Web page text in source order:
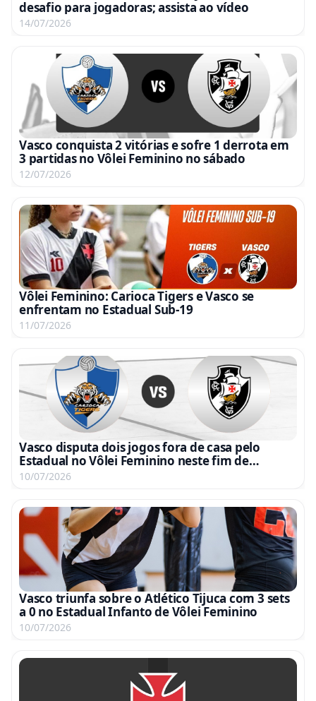
desafio para jogadoras; assista ao vídeo
14/07/2026
Vasco conquista 2 vitórias e sofre 1 derrota em
3 partidas no Vôlei Feminino no sábado
12/07/2026
Vôlei Feminino: Carioca Tigers e Vasco se
enfrentam no Estadual Sub-19
11/07/2026
Vasco disputa dois jogos fora de casa pelo
Estadual no Vôlei Feminino neste fim de
semana
10/07/2026
Vasco triunfa sobre o Atlético Tijuca com 3 sets
a 0 no Estadual Infanto de Vôlei Feminino
10/07/2026